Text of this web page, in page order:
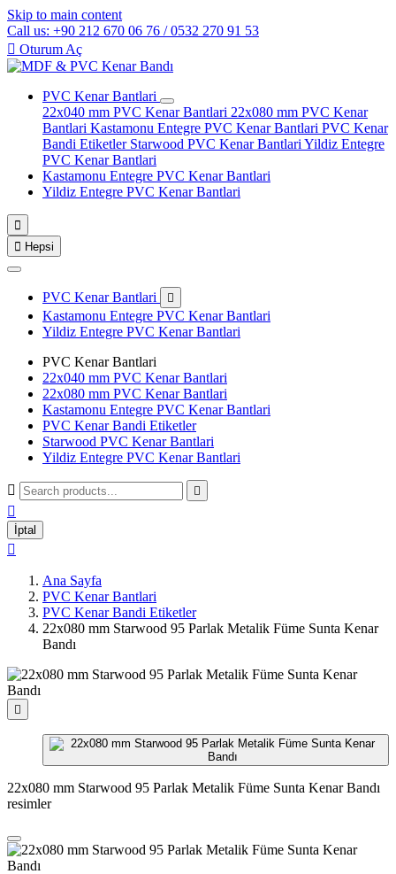
Skip to main content
Call us: +90 212 670 06 76 / 0532 270 91 53
 Oturum Aç
PVC Kenar Bantlari
22x040 mm PVC Kenar Bantlari 22x080 mm PVC Kenar
Bantlari Kastamonu Entegre PVC Kenar Bantlari PVC Kenar
Bandi Etiketler Starwood PVC Kenar Bantlari Yildiz Entegre
PVC Kenar Bantlari
Kastamonu Entegre PVC Kenar Bantlari
Yildiz Entegre PVC Kenar Bantlari

 Hepsi
PVC Kenar Bantlari 
Kastamonu Entegre PVC Kenar Bantlari
Yildiz Entegre PVC Kenar Bantlari
PVC Kenar Bantlari
22x040 mm PVC Kenar Bantlari
22x080 mm PVC Kenar Bantlari
Kastamonu Entegre PVC Kenar Bantlari
PVC Kenar Bandi Etiketler
Starwood PVC Kenar Bantlari
Yildiz Entegre PVC Kenar Bantlari
 

İptal

Ana Sayfa
PVC Kenar Bantlari
PVC Kenar Bandi Etiketler
22x080 mm Starwood 95 Parlak Metalik Füme Sunta Kenar
Bandı

22x080 mm Starwood 95 Parlak Metalik Füme Sunta Kenar Bandı
resimler